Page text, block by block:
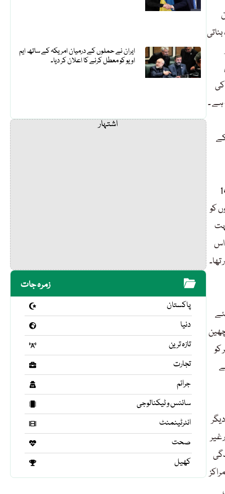
ایران نے حملوں کے درمیان امریکہ کے ساتھ ایم
او یو کو معطل کرنے کا اعلان کر دیا۔
اشتہار
زمرہ جات
پاکستان
دنیا
تازہ ترین
تجارت
جرائم
سائنس و ٹیکنالوجی
انٹرٹینمنٹ
صحت
کھیل
ہے ۔
کیلئے پاکستانی سکیورٹی اداروں کو
کو
اس
کو
غیر